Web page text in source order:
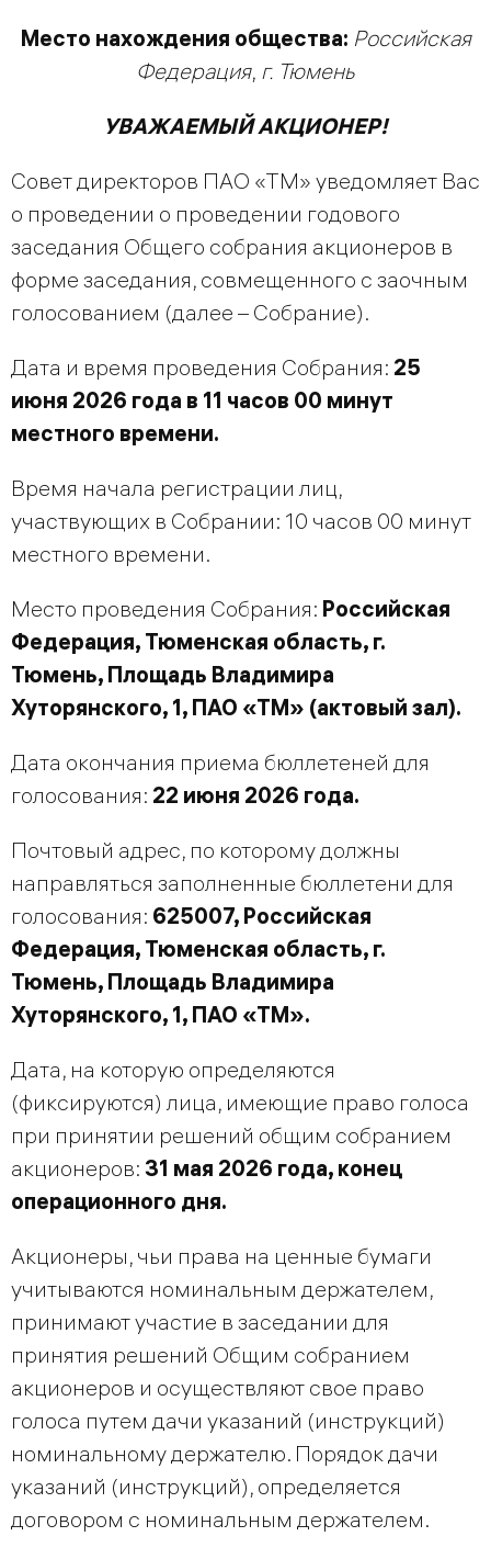
Место нахождения общества: Российская
Федерация, г. Тюмень
УВАЖАЕМЫЙ АКЦИОНЕР!
Совет директоров ПАО «ТМ» уведомляет Вас
о проведении о проведении годового
заседания Общего собрания акционеров в
форме заседания, совмещенного с заочным
голосованием (далее – Собрание).
Дата и время проведения Собрания: 25
июня 2026 года в 11 часов 00 минут
местного времени.
Время начала регистрации лиц,
участвующих в Собрании: 10 часов 00 минут
местного времени.
Место проведения Собрания: Российская
Федерация, Тюменская область, г.
Тюмень, Площадь Владимира
Хуторянского, 1, ПАО «ТМ» (актовый зал).
Дата окончания приема бюллетеней для
голосования: 22 июня 2026 года.
Почтовый адрес, по которому должны
направляться заполненные бюллетени для
голосования: 625007, Российская
Федерация, Тюменская область, г.
Тюмень, Площадь Владимира
Хуторянского, 1, ПАО «ТМ».
Дата, на которую определяются
(фиксируются) лица, имеющие право голоса
при принятии решений общим собранием
акционеров: 31 мая 2026 года, конец
операционного дня.
Акционеры, чьи права на ценные бумаги
учитываются номинальным держателем,
принимают участие в заседании для
принятия решений Общим собранием
акционеров и осуществляют свое право
голоса путем дачи указаний (инструкций)
номинальному держателю. Порядок дачи
указаний (инструкций), определяется
договором с номинальным держателем.